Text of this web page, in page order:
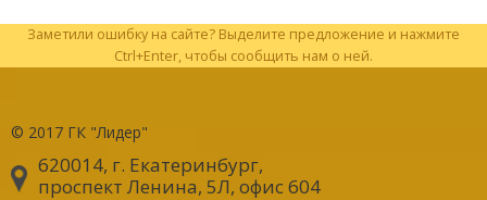
Заметили ошибку на сайте? Выделите предложение и нажмите
Ctrl+Enter, чтобы сообщить нам о ней.
© 2017 ГК "Лидер"
620014, г. Екатеринбург,
проспект Ленина, 5Л, офис 604